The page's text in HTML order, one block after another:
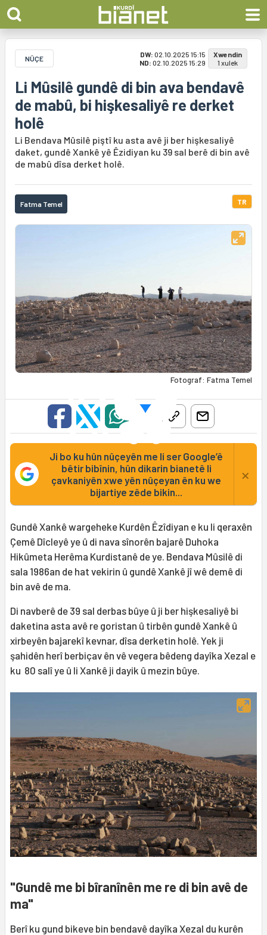
NÛÇE DW: 02.10.2025 15:15
ND: 02.10.2025 15:29
Xwendin
1 xulek
Li Mûsilê gundê di bin ava bendavê
de mabû, bi hişkesaliyê re derket
holê
Li Bendava Mûsilê piştî ku asta avê ji ber hişkesaliyê
daket, gundê Xankê yê Êzidiyan ku 39 sal berê di bin avê
de mabû dîsa derket holê.
Fatma Temel TR
Fotograf: Fatma Temel
Ji bo ku hûn nûçeyên me li ser Google’ê
bêtir bibînin, hûn dikarin bianetê li
çavkaniyên xwe yên nûçeyan ên ku we
bijartiye zêde bikin...
×
Gundê Xankê wargeheke Kurdên Êzîdiyan e ku li qeraxên
Çemê Dîcleyê ye û di nava sînorên bajarê Duhoka
Hikûmeta Herêma Kurdistanê de ye. Bendava Mûsilê di
sala 1986an de hat vekirin û gundê Xankê jî wê demê di
bin avê de ma.
Di navberê de 39 sal derbas bûye û ji ber hişkesaliyê bi
daketina asta avê re goristan û tirbên gundê Xankê û
xirbeyên bajarekî kevnar, dîsa derketin holê. Yek ji
şahidên herî berbiçav ên vê vegera bêdeng dayîka Xezal e
ku 80 salî ye û li Xankê ji dayik û mezin bûye.
"Gundê me bi bîranînên me re di bin avê de
ma"
Berî ku gund bikeve bin bendavê dayîka Xezal du kurên